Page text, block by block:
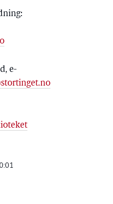
e-